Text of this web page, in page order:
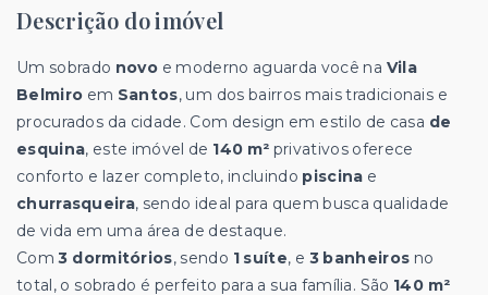
Descrição do imóvel
Um sobrado novo e moderno aguarda você na Vila
Belmiro em Santos, um dos bairros mais tradicionais e
procurados da cidade. Com design em estilo de casa de
esquina, este imóvel de 140 m² privativos oferece
conforto e lazer completo, incluindo piscina e
churrasqueira, sendo ideal para quem busca qualidade
de vida em uma área de destaque.
Com3 dormitórios, sendo 1 suíte, e 3 banheiros no
total, o sobrado é perfeito para a sua família. São 140 m²